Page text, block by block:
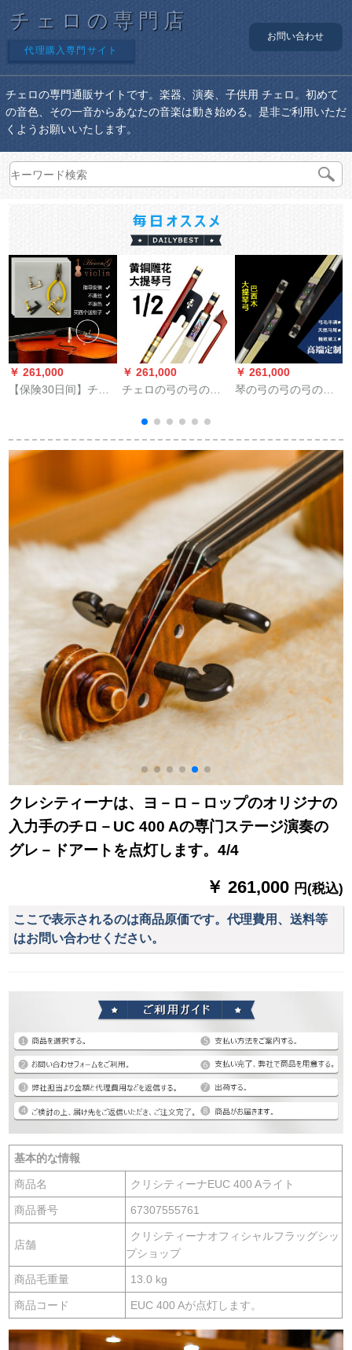
チェロの専門店
代理購入専門サイト
お問い合わせ
チェロの専門通販サイトです。楽器、演奏、子供用 チェロ。初めて
の音色、その一音からあなたの音楽は動き始める。是非ご利用いただ
くようお願いいたします。
￥ 261,000
【保険30日间】チェ
の微调整器ビオラの
调音パロディーの微
￥ 261,000
チェロの弓の弓の八
テールのクラスの大
人の子供供の初心者
の付属品の1/2/3/8チ
ェロの黄色の铜の雕
花の弓の1/2
￥ 261,000
琴の弓の弓の弓の弓
天然のポニーテール
の弓の棒は4/4プラス
で10元の顺豊を练习
します。
クレシティーナは、ヨ－ロ－ロップのオリジナの
入力手のチロ－UC 400 Aの専门ステージ演奏の
グレ－ドアートを点灯します。4/4
￥ 261,000 円(税込)
ここで表示されるのは商品原価です。代理費用、送料等
はお問い合わせください。
基本的な情報
商品名 クリシティーナEUC 400 Aライト
商品番号 67307555761
店舗
クリシティーナオフィシャルフラッグシッ
プショップ
商品毛重量 13.0 kg
商品コード EUC 400 Aが点灯します。